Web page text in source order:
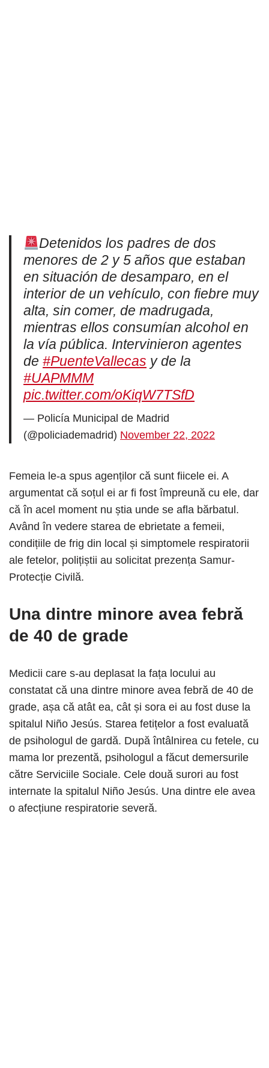
Detenidos los padres de dos
menores de 2 y 5 años que estaban
en situación de desamparo, en el
interior de un vehículo, con fiebre muy
alta, sin comer, de madrugada,
mientras ellos consumían alcohol en
la vía pública. Intervinieron agentes
de #PuenteVallecas y de la
#UAPMMM
pic.twitter.com/oKiqW7TSfD
— Policía Municipal de Madrid
(@policiademadrid) November 22, 2022
Femeia le-a spus agenților că sunt fiicele ei. A
argumentat că soțul ei ar fi fost împreună cu ele, dar
că în acel moment nu știa unde se afla bărbatul.
Având în vedere starea de ebrietate a femeii,
condițiile de frig din local și simptomele respiratorii
ale fetelor, polițiștii au solicitat prezența Samur-
Protecție Civilă.
Una dintre minore avea febră
de 40 de grade
Medicii care s-au deplasat la fața locului au
constatat că una dintre minore avea febră de 40 de
grade, așa că atât ea, cât și sora ei au fost duse la
spitalul Niño Jesús. Starea fetițelor a fost evaluată
de psihologul de gardă. După întâlnirea cu fetele, cu
mama lor prezentă, psihologul a făcut demersurile
către Serviciile Sociale. Cele două surori au fost
internate la spitalul Niño Jesús. Una dintre ele avea
o afecțiune respiratorie severă.